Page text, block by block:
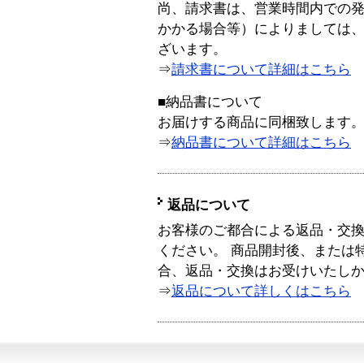
尚、請求書は、営業時間内での
かかる場合等）によりましては
ざいます。
⇒請求書について詳細はこちら
■納品書について
お届けする商品に同梱致します。
⇒納品書について詳細はこちら
返品について
お客様のご都合による返品・交
ください。 商品開封後、または
合、返品・交換はお受けいたし
⇒返品について詳しくはこちら